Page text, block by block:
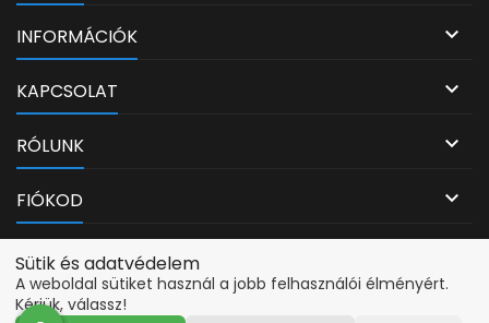
INFORMÁCIÓK 
KAPCSOLAT 
RÓLUNK 
FIÓKOD 
Sütik és adatvédelem
A weboldal sütiket használ a jobb felhasználói élményért.
Kérjük, válassz!
Adatvédelmi beállítások